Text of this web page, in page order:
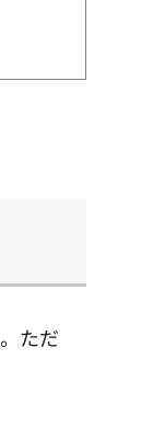
ただ